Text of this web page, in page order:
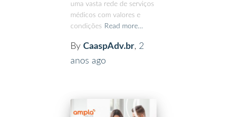
uma vasta rede de serviços
médicos com valores e
condições Read more…
By CaaspAdv.br, 2
anos ago